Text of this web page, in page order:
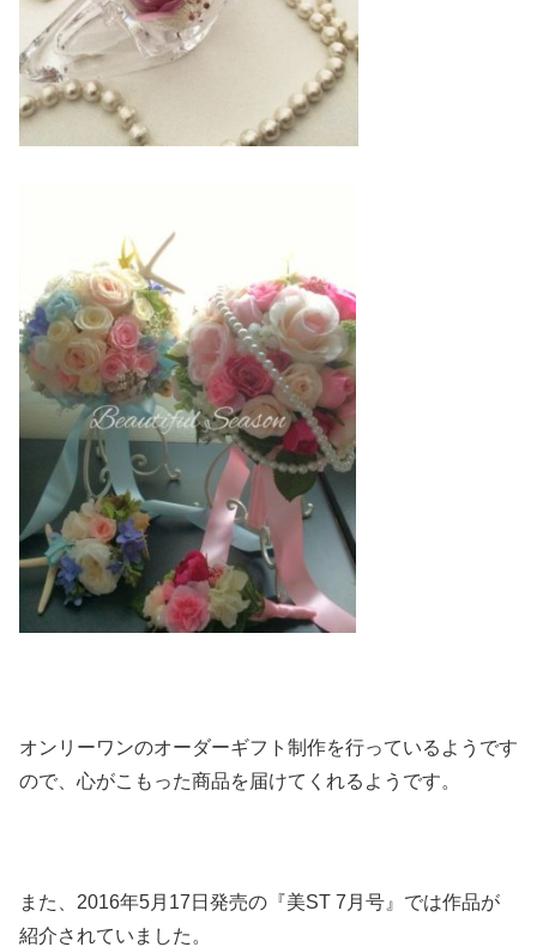
オンリーワンのオーダーギフト制作を行っているようです
ので、心がこもった商品を届けてくれるようです。
また、2016年5月17日発売の『美ST 7月号』では作品が
紹介されていました。